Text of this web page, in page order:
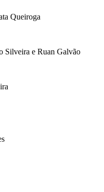
Queiroga
Silveira e Ruan Galvão